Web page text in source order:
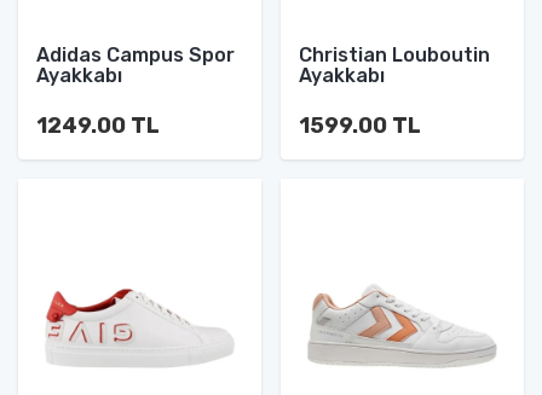
Adidas Campus Spor
Ayakkabı
1249.00 TL
Christian Louboutin
Ayakkabı
1599.00 TL